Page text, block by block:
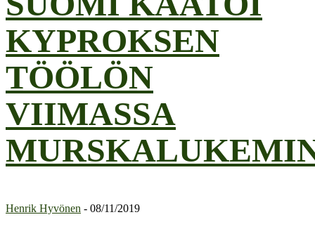
KYPROKSEN
TÖÖLÖN
VIIMASSA
Henrik Hyvönen - 08/11/2019